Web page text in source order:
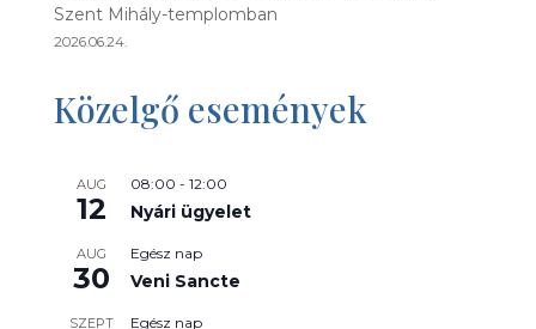
Szent Mihály-templomban
2026.06.24.
Közelgő események
AUG
12
08:00 - 12:00
Nyári ügyelet
AUG
30
Egész nap
Veni Sancte
SZEPT Egész nap